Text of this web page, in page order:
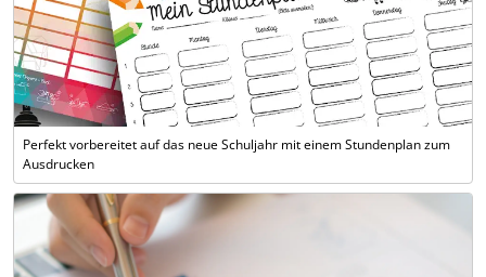
Perfekt vorbereitet auf das neue Schuljahr mit einem Stundenplan zum
Ausdrucken